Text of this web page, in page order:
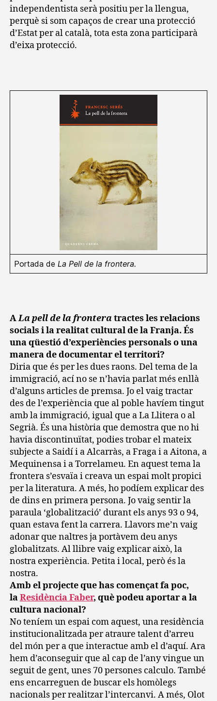
independentista serà positiu per la llengua,
perquè si som capaços de crear una protecció
d’Estat per al català, tota esta zona participarà
d’eixa protecció.
Portada de La Pell de la frontera.
ALa pell de la frontera tractes les relacions
socials i la realitat cultural de la Franja. És
una qüestió d’experiències personals o una
manera de documentar el territori?
Diria que és per les dues raons. Del tema de la
immigració, ací no se n’havia parlat més enllà
d’alguns articles de premsa. Jo el vaig tractar
des de l’experiència que al poble havíem tingut
amb la immigració, igual que a La Llitera o al
Segrià. És una història que demostra que no hi
havia discontinuïtat, podies trobar el mateix
subjecte a Saidí i a Alcarràs, a Fraga i a Aitona, a
Mequinensa i a Torrelameu. En aquest tema la
frontera s’esvaïa i creava un espai molt propici
per la literatura. A més, ho podíem explicar des
de dins en primera persona. Jo vaig sentir la
paraula ‘globalització’ durant els anys 93 o 94,
quan estava fent la carrera. Llavors me’n vaig
adonar que naltres ja portàvem deu anys
globalitzats. Al llibre vaig explicar això, la
nostra experiència. Petita i local, però és la
nostra.
Amb el projecte que has començat fa poc,
laResidència Faber, què podeu aportar a la
cultura nacional?
No teníem un espai com aquest, una residència
institucionalitzada per atraure talent d’arreu
del món per a que interactue amb el d’aquí. Ara
hem d’aconseguir que al cap de l’any vingue un
seguit de gent, unes 70 persones calculo. També
ens encarreguen de buscar els homòlegs
nacionals per realitzar l’intercanvi. A més, Olot